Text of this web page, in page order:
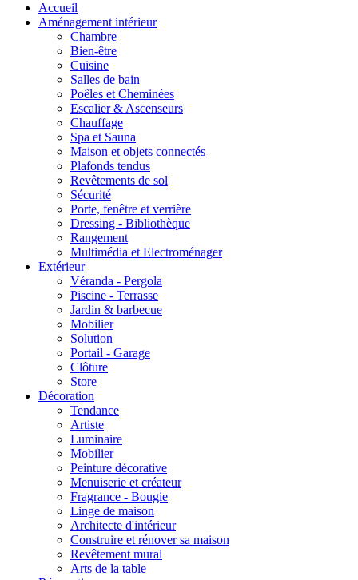
Accueil
Aménagement intérieur
Chambre
Bien-être
Cuisine
Salles de bain
Poêles et Cheminées
Escalier & Ascenseurs
Chauffage
Spa et Sauna
Maison et objets connectés
Plafonds tendus
Revêtements de sol
Sécurité
Porte, fenêtre et verrière
Dressing - Bibliothèque
Rangement
Multimédia et Electroménager
Extérieur
Véranda - Pergola
Piscine - Terrasse
Jardin & barbecue
Mobilier
Solution
Portail - Garage
Clôture
Store
Décoration
Tendance
Artiste
Luminaire
Mobilier
Peinture décorative
Menuiserie et créateur
Fragrance - Bougie
Linge de maison
Architecte d'intérieur
Construire et rénover sa maison
Revêtement mural
Arts de la table